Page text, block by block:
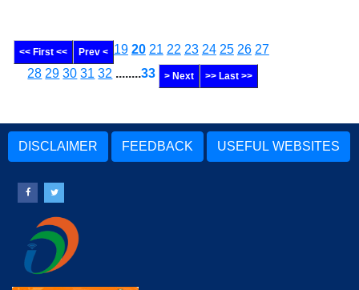
<< First << Prev < 19 20 21 22 23 24 25 26 27
28 29 30 31 32 ........33 > Next >> Last >>
DISCLAIMER FEEDBACK USEFUL WEBSITES